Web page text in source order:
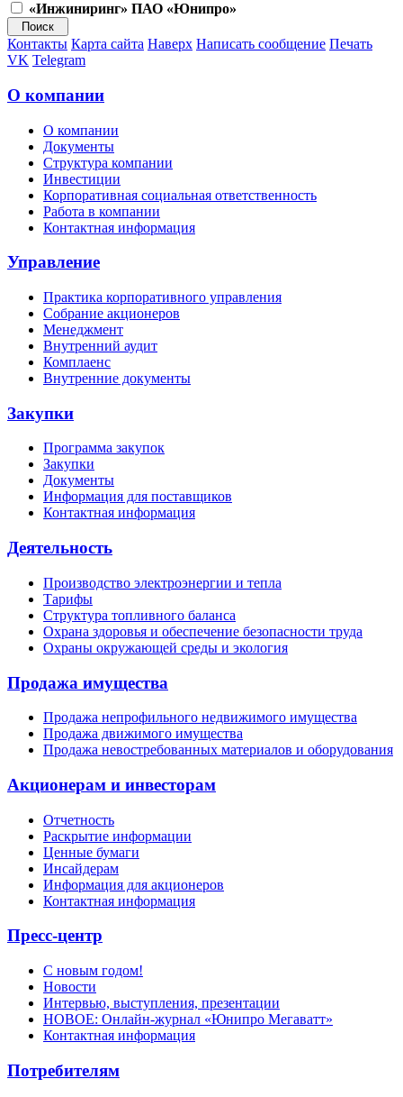
«Инжиниринг» ПАО «Юнипро»
Контакты Карта сайта Наверх Написать сообщение Печать
VK Telegram
О компании
О компании
Документы
Структура компании
Инвестиции
Корпоративная социальная ответственность
Работа в компании
Контактная информация
Управление
Практика корпоративного управления
Собрание акционеров
Менеджмент
Внутренний аудит
Комплаенс
Внутренние документы
Закупки
Программа закупок
Закупки
Документы
Информация для поставщиков
Контактная информация
Деятельность
Производство электроэнергии и тепла
Тарифы
Структура топливного баланса
Охрана здоровья и обеспечение безопасности труда
Охраны окружающей среды и экология
Продажа имущества
Продажа непрофильного недвижимого имущества
Продажа движимого имущества
Продажа невостребованных материалов и оборудования
Акционерам и инвесторам
Отчетность
Раскрытие информации
Ценные бумаги
Инсайдерам
Информация для акционеров
Контактная информация
Пресс-центр
С новым годом!
Новости
Интервью, выступления, презентации
НОВОЕ: Онлайн-журнал «Юнипро Мегаватт»
Контактная информация
Потребителям